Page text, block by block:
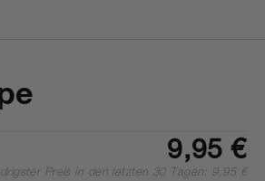
9,95 €
Preis in den letzten 30 Tagen: 9,95 €